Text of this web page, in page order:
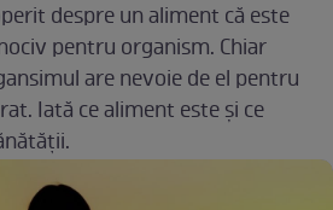
despre un aliment că este
pentru organism. Chiar
are nevoie de el pentru
Iată ce aliment este și ce